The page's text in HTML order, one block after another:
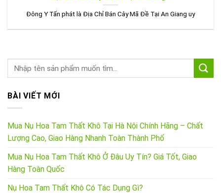
Đông Y Tấn phát là Địa Chỉ Bán Cây Mã Đề Tại An Giang uy
BÀI VIẾT MỚI
Mua Nụ Hoa Tam Thất Khô Tại Hà Nội Chính Hãng – Chất
Lượng Cao, Giao Hàng Nhanh Toàn Thành Phố
Mua Nụ Hoa Tam Thất Khô Ở Đâu Uy Tín? Giá Tốt, Giao
Hàng Toàn Quốc
Nụ Hoa Tam Thất Khô Có Tác Dụng Gì?